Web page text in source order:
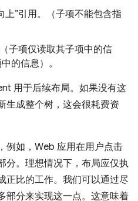
上”引用。（子项不能包含指
子项仅读取其子项中的信
的信息）。
用于后续布局。如果没有这
生成整个树，这会很耗费资
例如，Web 应用在用户点击
分。理想情况下，布局应仅执
正比的工作。我们可以通过尽
部分来实现这一点。这意味着